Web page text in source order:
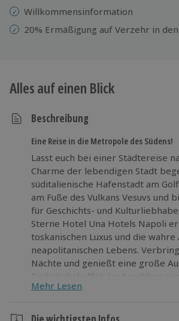
Willkommensinformation
20% Ermäßigung auf Verzehr in
Alles auf einen Blick
Beschreibung
Eine Reise in die Metropole des Südens!
Lasst euch bei einer Städtereise
Charme der lebendigen Stadt
süditalienische Hafenstadt am
am Fuße des Vulkans Vesuvs und
für Geschichts- und
Sterne Hotel Una Hotels Napoli
toskanischen Luxus und die
neapolitanischen Lebens.
Nächte und genießt eine große
Frühstücksbuffet. Im Anschluss
die antike Stadt zu bewundern.
Kathedralen. Vergesst aber nicht,
Mehr Lesen